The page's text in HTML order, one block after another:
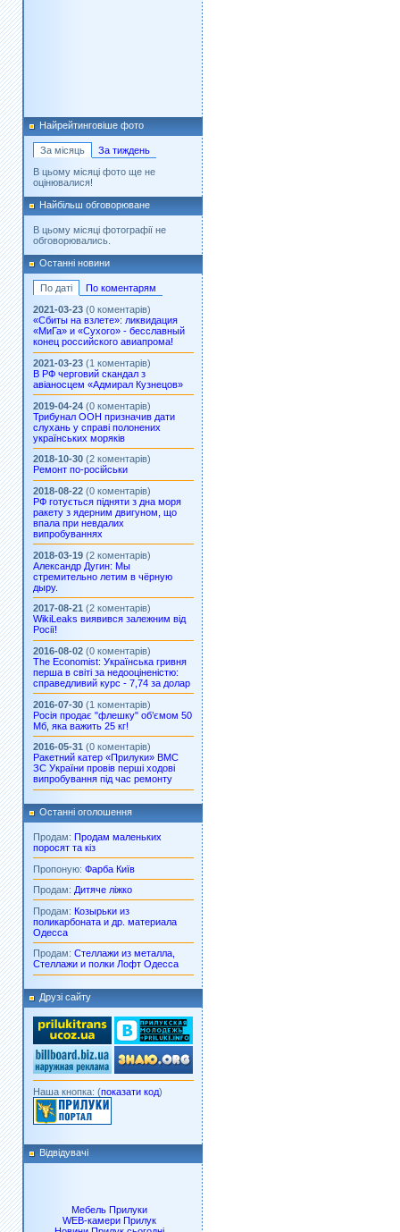
Найрейтинговіше фото
За місяць
За тиждень
В цьому місяці фото ще не
оцінювалися!
Найбільш обговорюване
В цьому місяці фотографії не
обговорювались.
Останні новини
По даті
По коментарям
2021-03-23 (0 коментарів)
«Сбиты на взлете»: ликвидация
«МиГа» и «Сухого» - бесславный
конец российского авиапрома!
2021-03-23 (1 коментарів)
В РФ черговий скандал з
авіаносцем «Адмирал Кузнецов»
2019-04-24 (0 коментарів)
Трибунал ООН призначив дати
слухань у справі полонених
українських моряків
2018-10-30 (2 коментарів)
Ремонт по-російськи
2018-08-22 (0 коментарів)
РФ готується підняти з дна моря
ракету з ядерним двигуном, що
впала при невдалих
випробуваннях
2018-03-19 (2 коментарів)
Александр Дугин: Мы
стремительно летим в чёрную
дыру.
2017-08-21 (2 коментарів)
WikiLeaks виявився залежним від
Росії!
2016-08-02 (0 коментарів)
The Economist: Українська гривня
перша в світі за недооціненістю:
справедливий курс - 7,74 за долар
2016-07-30 (1 коментарів)
Росія продає "флешку" об’ємом 50
Мб, яка важить 25 кг!
2016-05-31 (0 коментарів)
Ракетний катер «Прилуки» ВМС
ЗС України провів перші ходові
випробування під час ремонту
Останні оголошення
Продам: Продам маленьких
поросят та кіз
Пропоную: Фарба Київ
Продам: Дитяче ліжко
Продам: Козырьки из
поликарбоната и др. материала
Одесса
Продам: Стеллажи из металла,
Стеллажи и полки Лофт Одесса
Друзі сайту
Наша кнопка: (показати код)
Відвідувачі
Мебель Прилуки
WEB-камери Прилук